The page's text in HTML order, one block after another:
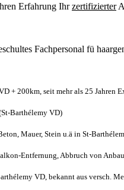
Erfahrung Ihrzertifizierter
Fachpersonal fü
+ 200km, seit mehr als 25 Jahren
Barthélemy VD)
Mauer, Stein u.ä in St-
Entfernung, Abbruch von
VD, bekannt aus versch.